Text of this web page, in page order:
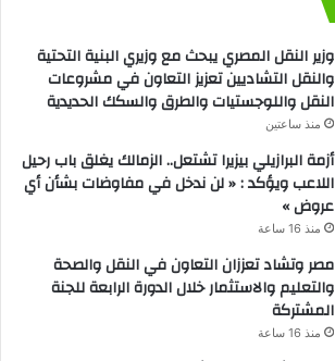
وزير النقل المصري يبحث مع وزيري البنية التحتية
والنقل التشاديين تعزيز التعاون في مشروعات
النقل واللوجستيات والطرق والسكك الحديدية
منذ ساعتين
أزمة البرازيلي بيزيرا تشتعل.. الزمالك يغلق باب رحيل
اللاعب ويؤكد : « لن ندخل في مفاوضات بشأن أي
عروض »
منذ 16 ساعة
مصر وتشاد تعززان التعاون في النقل والصحة
والتعليم والاستثمار خلال الدورة الرابعة للجنة
المشتركة
منذ 16 ساعة